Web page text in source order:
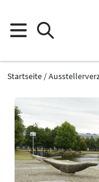
Startseite